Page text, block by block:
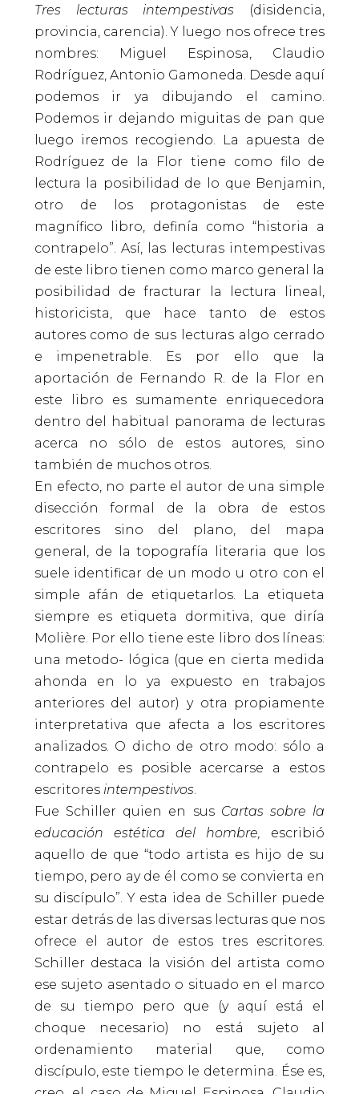
Tres lecturas intempestivas (disidencia,
provincia, carencia). Y luego nos ofrece tres
nombres: Miguel Espinosa, Claudio
Rodríguez, Antonio Gamoneda. Desde aquí
podemos ir ya dibujando el camino.
Podemos ir dejando miguitas de pan que
luego iremos recogiendo. La apuesta de
Rodríguez de la Flor tiene como filo de
lectura la posibilidad de lo que Benjamin,
otro de los protagonistas de este
magnífico libro, definía como “historia a
contrapelo”. Así, las lecturas intempestivas
de este libro tienen como marco general la
posibilidad de fracturar la lectura lineal,
historicista, que hace tanto de estos
autores como de sus lecturas algo cerrado
e impenetrable. Es por ello que la
aportación de Fernando R. de la Flor en
este libro es sumamente enriquecedora
dentro del habitual panorama de lecturas
acerca no sólo de estos autores, sino
también de muchos otros.
En efecto, no parte el autor de una simple
disección formal de la obra de estos
escritores sino del plano, del mapa
general, de la topografía literaria que los
suele identificar de un modo u otro con el
simple afán de etiquetarlos. La etiqueta
siempre es etiqueta dormitiva, que diría
Molière. Por ello tiene este libro dos líneas:
una metodo- lógica (que en cierta medida
ahonda en lo ya expuesto en trabajos
anteriores del autor) y otra propiamente
interpretativa que afecta a los escritores
analizados. O dicho de otro modo: sólo a
contrapelo es posible acercarse a estos
escritores intempestivos.
Fue Schiller quien en sus Cartas sobre la
educación estética del hombre, escribió
aquello de que “todo artista es hijo de su
tiempo, pero ay de él como se convierta en
su discípulo”. Y esta idea de Schiller puede
estar detrás de las diversas lecturas que nos
ofrece el autor de estos tres escritores.
Schiller destaca la visión del artista como
ese sujeto asentado o situado en el marco
de su tiempo pero que (y aquí está el
choque necesario) no está sujeto al
ordenamiento material que, como
discípulo, este tiempo le determina. Ése es,